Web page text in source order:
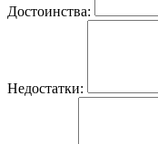
Достоинства:
Недостатки: